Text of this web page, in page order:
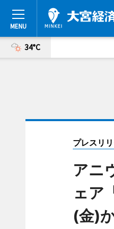
34°C
プレスリ
アニ
ェア
(金)